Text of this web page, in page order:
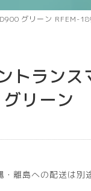
グリーン RFEM-
トランス
リーン
離島への配送は別